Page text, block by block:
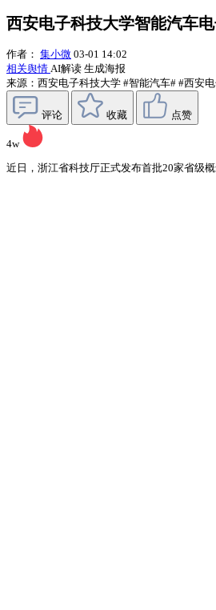
西安电子科技大学智能汽车
作者： 集小微 03-01 14:02
相关舆情 AI解读 生成海报
来源：西安电子科技大学 #智能汽车# #西安
评论 收藏 点赞
4w
近日，浙江省科技厅正式发布首批20家省级